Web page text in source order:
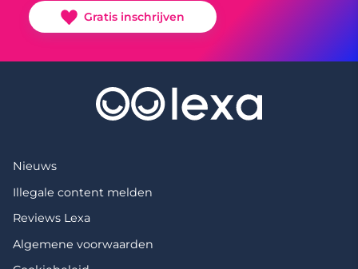
Gratis inschrijven
Nieuws
Illegale content melden
Reviews Lexa
Algemene voorwaarden